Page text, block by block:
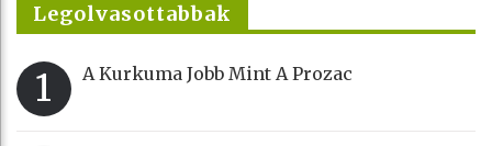
Legolvasottabbak
1 A Kurkuma Jobb Mint A Prozac